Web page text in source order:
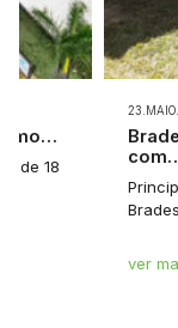
de 18
ver